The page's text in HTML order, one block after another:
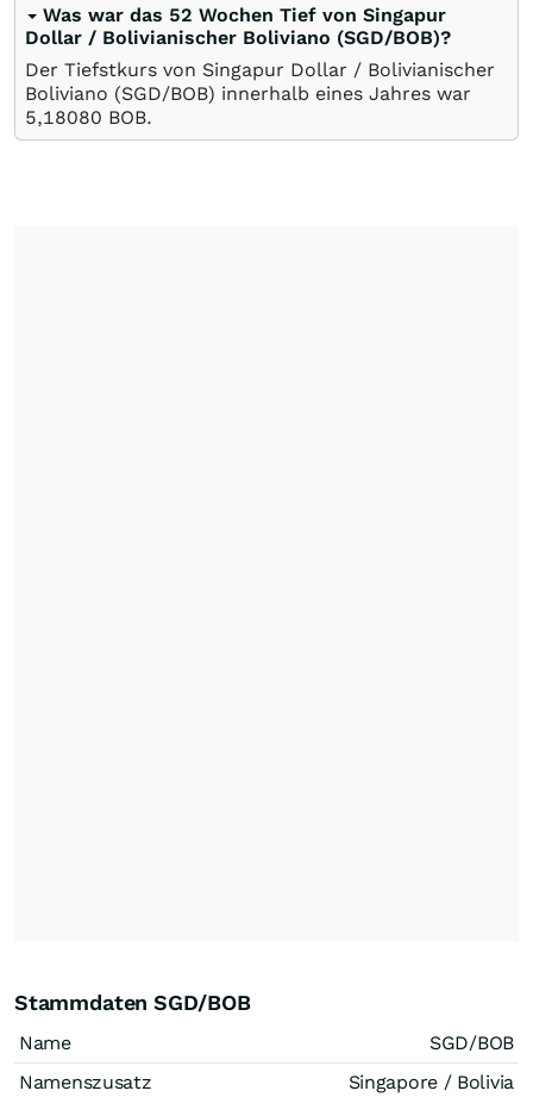
Was war das 52 Wochen Tief von Singapur
Dollar / Bolivianischer Boliviano (SGD/BOB)?
Der Tiefstkurs von Singapur Dollar / Bolivianischer
Boliviano (SGD/BOB) innerhalb eines Jahres war
5,18080 BOB.
Stammdaten SGD/BOB
Name
SGD/BOB
Namenszusatz
Singapore / Bolivia